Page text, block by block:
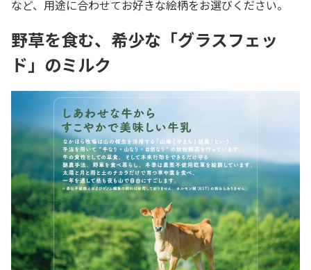
など、用途に合わせてお好きな絵柄をお選びください。
野草を食む、希少な「グラスフェッ
ド」のミルク